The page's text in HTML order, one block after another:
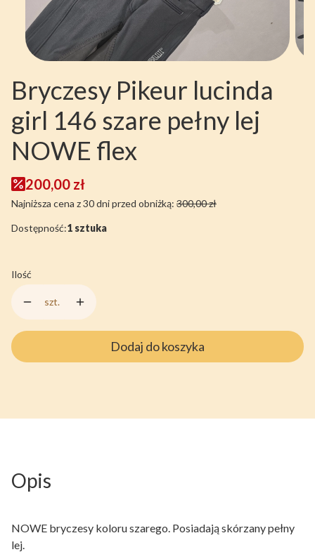
Bryczesy Pikeur lucinda
girl 146 szare pełny lej
NOWE flex
200,00 zł
Najniższa cena z 30 dni przed obniżką: 300,00 zł
Dostępność:1 sztuka
Ilość
szt.
Dodaj do koszyka
Opis
NOWE bryczesy koloru szarego. Posiadają skórzany pełny
lej.